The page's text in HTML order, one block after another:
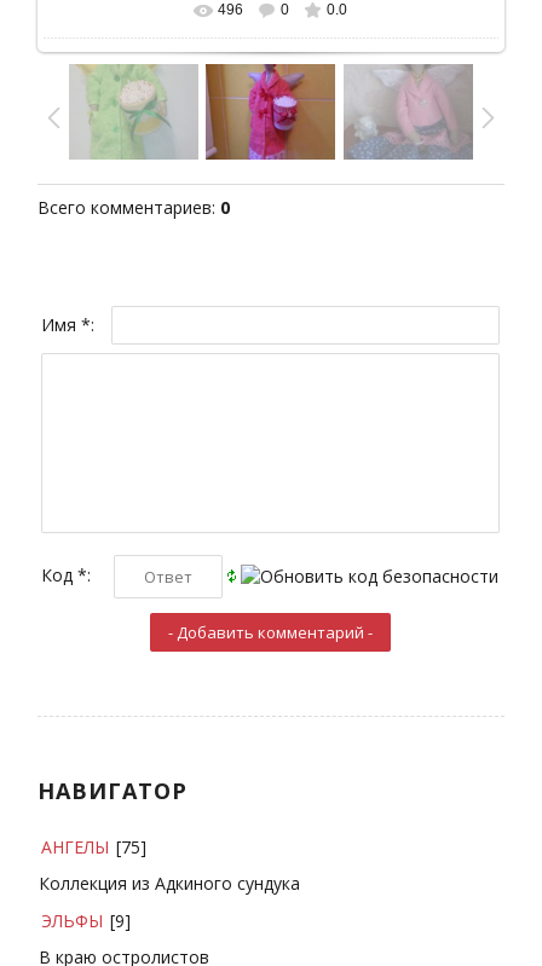
В реальном размере 720x960
496 0 0.0
Всего комментариев: 0
Имя *:
Код *:
НАВИГАТОР
АНГЕЛЫ [75]
Коллекция из Адкиного сундука
ЭЛЬФЫ [9]
В краю остролистов